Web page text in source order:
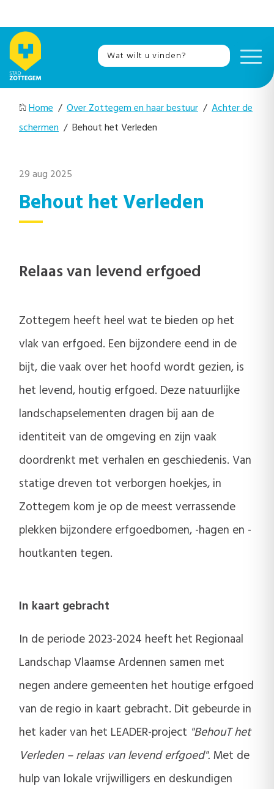
Home / Over Zottegem en haar bestuur / Achter de
schermen / Behout het Verleden
29 aug 2025
Behout het Verleden
Relaas van levend erfgoed
Zottegem heeft heel wat te bieden op het
vlak van erfgoed. Een bijzondere eend in de
bijt, die vaak over het hoofd wordt gezien, is
het levend, houtig erfgoed. Deze natuurlijke
landschapselementen dragen bij aan de
identiteit van de omgeving en zijn vaak
doordrenkt met verhalen en geschiedenis. Van
statige dreven tot verborgen hoekjes, in
Zottegem kom je op de meest verrassende
plekken bijzondere erfgoedbomen, -hagen en -
houtkanten tegen.
In kaart gebracht
In de periode 2023-2024 heeft het Regionaal
Landschap Vlaamse Ardennen samen met
negen andere gemeenten het houtige erfgoed
van de regio in kaart gebracht. Dit gebeurde in
het kader van het LEADER-project "BehouT het
Verleden – relaas van levend erfgoed". Met de
hulp van lokale vrijwilligers en deskundigen